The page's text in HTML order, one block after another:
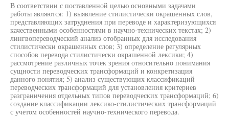
В соответствии с поставленной целью основными задачами
работы являются: 1) выявление стилистически окрашенных слов,
представляющих затруднения при переводе и характеризующихся
качественными особенностями в научно-технических текстах; 2)
лингвопереводческий анализ отобранных для исследования
стилистически окрашенных слов; 3) определение регулярных
способов перевода стилистически окрашенной лексики; 4)
рассмотрение различных точек зрения относительно понимания
сущности переводческих трансформаций и конкретизация
данного понятия; 5) анализ существующих классификаций
переводческих трансформаций для установления критериев
разграничения отдельных типов переводческих трансформаций; 6)
создание классификации лексико-стилистических трансформаций
с учетом особенностей научно-технического перевода.